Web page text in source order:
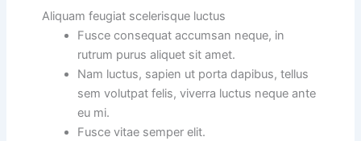
Aliquam feugiat scelerisque luctus
Fusce consequat accumsan neque, in
rutrum purus aliquet sit amet.
Nam luctus, sapien ut porta dapibus, tellus
sem volutpat felis, viverra luctus neque ante
eu mi.
Fusce vitae semper elit.